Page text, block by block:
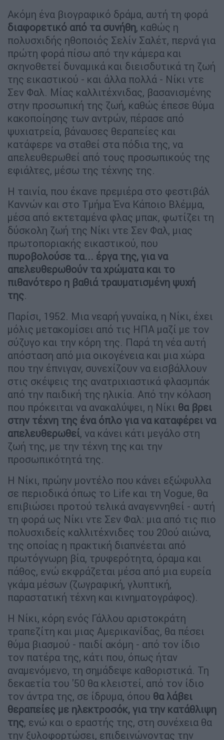
Ακόμη ένα βιογραφικό δράμα, αυτή τη φορά
διαφορετικό από τα συνήθη, καθώς η
πολυσχιδής ηθοποιός Σελίν Σαλέτ, περνά για
πρώτη φορά πίσω από την κάμερα και
σκηνοθετεί δυναμικά και διεισδυτικά τη ζωή
της εικαστικού - και άλλα πολλά - Νίκι ντε
Σεν Φαλ. Μίας καλλιτέχνιδας, βασανισμένης
στην προσωπική της ζωή, καθώς έπεσε θύμα
κακοποίησης των αντρών, πέρασε από
ψυχιατρεία, βάναυσες θεραπείες και
κατάφερε να σταθεί στα πόδια της, να
απελευθερωθεί από τους προσωπικούς της
εφιάλτες, μέσω της τέχνης της.
Η ταινία, που έκανε πρεμιέρα στο φεστιβάλ
Καννών και στο Τμήμα Ένα Κάποιο Βλέμμα,
μέσα από εκτεταμένα φλας μπακ, φωτίζει τη
δύσκολη ζωή της Νίκι ντε Σεν Φαλ, μιας
πρωτοποριακής εικαστικού, που
πυροβολούσε τα... έργα της, για να
απελευθερωθούν τα χρώματα και το
πιθανότερο η βαθιά τραυματισμένη ψυχή
της.
Παρίσι, 1952. Μια νεαρή γυναίκα, η Νίκι, έχει
μόλις μετακομίσει από τις ΗΠΑ μαζί με τον
σύζυγο και την κόρη της. Παρά τη νέα αυτή
απόσταση από μια οικογένεια και μια χώρα
που την έπνιγαν, συνεχίζουν να εισβάλλουν
στις σκέψεις της ανατριχιαστικά φλασμπάκ
από την παιδική της ηλικία. Από την κόλαση
που πρόκειται να ανακαλύψει, η Νίκι θα βρει
στην τέχνη της ένα όπλο για να καταφέρει να
απελευθερωθεί, να κάνει κάτι μεγάλο στη
ζωή της, με την τέχνη της και την
προσωπικότητά της.
Η Νίκι, πρώην μοντέλο που κάνει εξώφυλλα
σε περιοδικά όπως το Life και τη Vogue, θα
επιβιώσει προτού τελικά αναγεννηθεί - αυτή
τη φορά ως Νίκι ντε Σεν Φαλ: μια από τις πιο
πολυσχιδείς καλλιτέχνιδες του 20ού αιώνα,
της οποίας η πρακτική διαπνέεται από
πρωτόγνωρη βία, τρυφερότητα, όραμα και
πάθος, ενώ εκφράζεται μέσα από μια ευρεία
γκάμα μέσων (ζωγραφική, γλυπτική,
παραστατική τέχνη και κινηματογράφος).
Η Νίκι, κόρη ενός Γάλλου αριστοκράτη
τραπεζίτη και μιας Αμερικανίδας, θα πέσει
θύμα βιασμού - παιδί ακόμη - από τον ίδιο
τον πατέρα της, κάτι που, όπως ήταν
αναμενόμενο, τη σημάδεψε καθοριστικά. Τη
δεκαετία του '50 θα κλειστεί, από τον ίδιο
τον άντρα της, σε ίδρυμα, όπου θα λάβει
θεραπείες με ηλεκτροσόκ, για την κατάθλιψη
της, ενώ και ο εραστής της, στη συνέχεια θα
την ξυλοφορτώσει, επιδεινώνοντας την